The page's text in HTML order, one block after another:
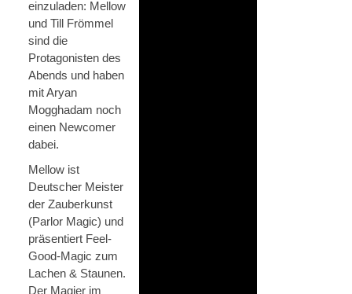
einzuladen: Mellow
und Till Frömmel
sind die
Protagonisten des
Abends und haben
mit Aryan
Mogghadam noch
einen Newcomer
dabei.
Mellow ist
Deutscher Meister
der Zauberkunst
(Parlor Magic) und
präsentiert Feel-
Good-Magic zum
Lachen & Staunen.
Der Magier im